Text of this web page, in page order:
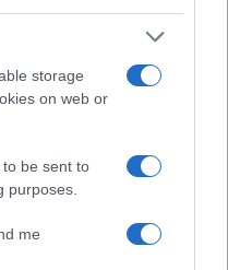
storage
on web or
be sent to
purposes.
me
en España?
y…